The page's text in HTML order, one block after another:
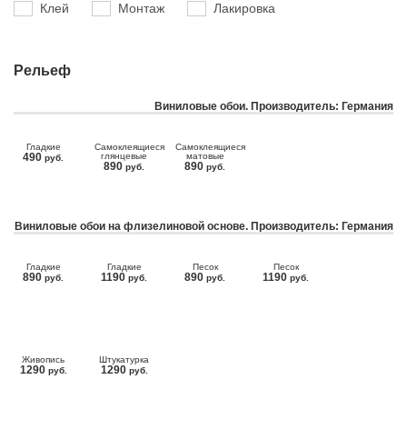
Клей Монтаж Лакировка
Рельеф
Виниловые обои. Производитель: Германия
Гладкие
490 руб.
Самоклеящиеся
глянцевые
890 руб.
Самоклеящиеся
матовые
890 руб.
Виниловые обои на флизелиновой основе. Производитель: Германия
Гладкие
890 руб.
Гладкие
1190 руб.
Песок
890 руб.
Песок
1190 руб.
Живопись
1290 руб.
Штукатурка
1290 руб.